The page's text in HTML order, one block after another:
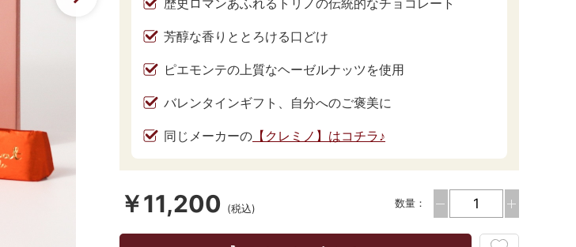
芳醇な香りととろける口どけ
ピエモンテの上質なヘーゼルナッツを使用
バレンタインギフト、自分へのご褒美に
同じメーカーの 【クレミノ】はコチラ♪
￥11,200 (税込) 数量：